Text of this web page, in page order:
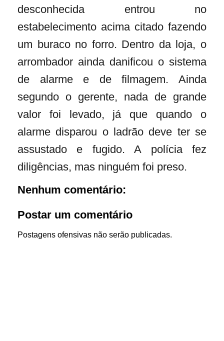
desconhecida entrou no
estabelecimento acima citado fazendo
um buraco no forro. Dentro da loja, o
arrombador ainda danificou o sistema
de alarme e de filmagem. Ainda
segundo o gerente, nada de grande
valor foi levado, já que quando o
alarme disparou o ladrão deve ter se
assustado e fugido. A polícia fez
diligências, mas ninguém foi preso.
Nenhum comentário:
Postar um comentário
Postagens ofensivas não serão publicadas.